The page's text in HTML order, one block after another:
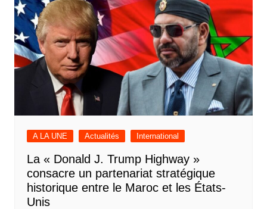
A LA UNE Actualités International
La « Donald J. Trump Highway »
consacre un partenariat stratégique
historique entre le Maroc et les États-
Unis